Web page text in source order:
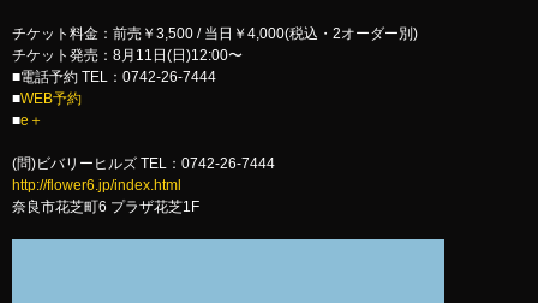
チケット料金：前売￥3,500 / 当日￥4,000(税込・2オーダー別)
チケット発売：8月11日(日)12:00〜
■電話予約 TEL：0742-26-7444
■WEB予約
■e＋
(問)ビバリーヒルズ TEL：0742-26-7444
http://flower6.jp/index.html
奈良市花芝町6 プラザ花芝1F